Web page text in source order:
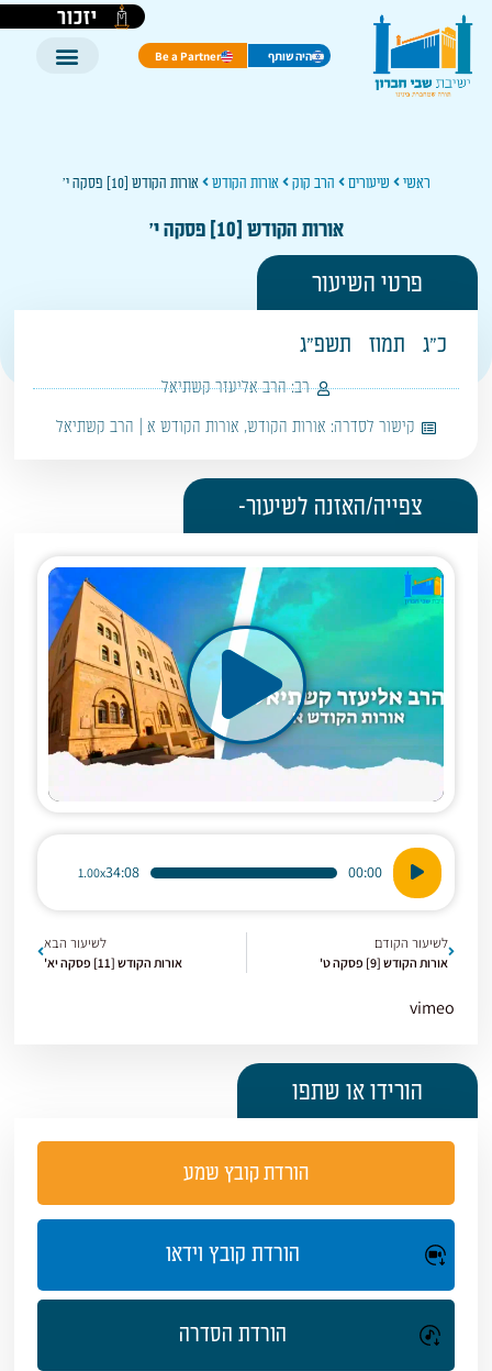
יזכור
היה שותף Be a Partner
ראשי שיעורים הרב קוק אורות הקודש אורות הקודש [10] פסקה י'
אורות הקודש [10] פסקה י'
פרטי השיעור
כ"ג תמוז תשפ"ג
רב: הרב אליעזר קשתיאל
קישור לסדרה: אורות הקודש, אורות הקודש א | הרב קשתיאל
צפייה/האזנה לשיעור-
נגן
אודיו
00:00
34:08
1.00x
לשיעור הקודם
אורות הקודש [9] פסקה ט'
לשיעור הבא
אורות הקודש [11] פסקה יא'
vimeo
הורידו או שתפו
הורדת קובץ שמע
הורדת קובץ וידאו
הורדת הסדרה